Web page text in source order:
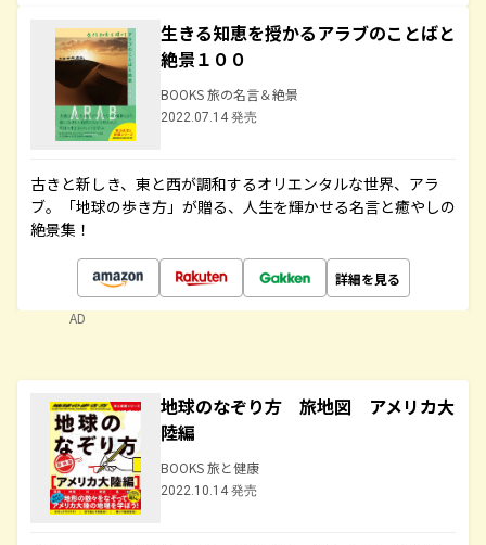
生きる知恵を授かるアラブのことばと
絶景１００
BOOKS 旅の名言＆絶景
2022.07.14 発売
古きと新しき、東と西が調和するオリエンタルな世界、アラ
ブ。「地球の歩き方」が贈る、人生を輝かせる名言と癒やしの
絶景集！
詳細を見る
AD
地球のなぞり方 旅地図 アメリカ大
陸編
BOOKS 旅と健康
2022.10.14 発売